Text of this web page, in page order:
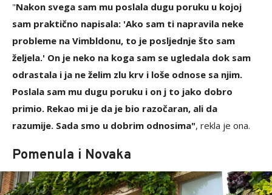
"Nakon svega sam mu poslala dugu poruku u kojoj
sam praktično napisala: 'Ako sam ti napravila neke
probleme na Vimbldonu, to je posljednje što sam
željela.' On je neko na koga sam se ugledala dok sam
odrastala i ja ne želim zlu krv i loše odnose sa njim.
Poslala sam mu dugu poruku i on j to jako dobro
primio. Rekao mi je da je bio razočaran, ali da
razumije. Sada smo u dobrim odnosima", rekla je ona.
Pomenula i Novaka